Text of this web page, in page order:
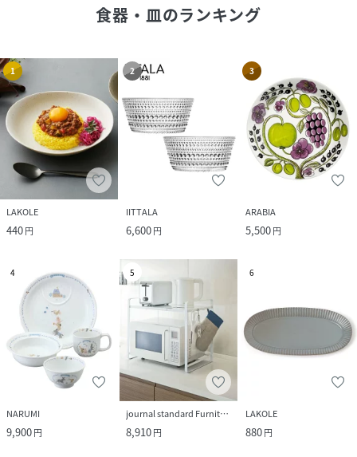
食器・皿のランキング
1
LAKOLE
440円
2
IITTALA
6,600円
3
ARABIA
5,500円
4
NARUMI
9,900円
5
journal standard Furniture
8,910円
6
LAKOLE
880円